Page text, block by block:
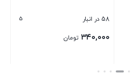
58 در انبار 5
۳۴۰,۰۰۰ تومان
بستن